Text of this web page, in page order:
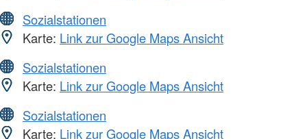
Sozialstationen
Karte: Link zur Google Maps Ansicht
Sozialstationen
Karte: Link zur Google Maps Ansicht
Sozialstationen
Karte: Link zur Google Maps Ansicht